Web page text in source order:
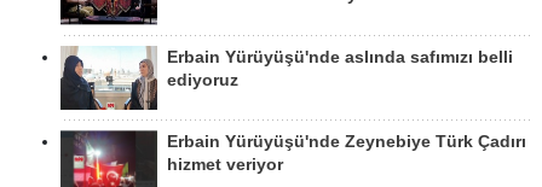
Erbain Yürüyüşü'nde aslında safımızı belli
ediyoruz
Erbain Yürüyüşü'nde Zeynebiye Türk Çadırı
hizmet veriyor